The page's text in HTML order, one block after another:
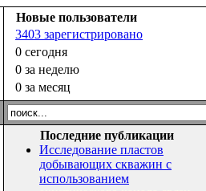
Новые пользователи
3403 зарегистрировано
0 сегодня
0 за неделю
0 за месяц
Последние публикации
Исследование пластов
добывающих скважин с
использованием